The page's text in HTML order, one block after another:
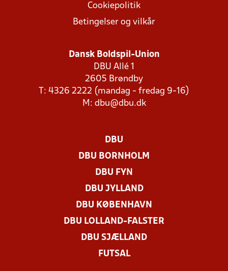
Cookiepolitik
Betingelser og vilkår
Dansk Boldspil-Union
DBU Allé 1
2605 Brøndby
T: 4326 2222 (mandag - fredag 9-16)
M: dbu@dbu.dk
DBU
DBU BORNHOLM
DBU FYN
DBU JYLLAND
DBU KØBENHAVN
DBU LOLLAND-FALSTER
DBU SJÆLLAND
FUTSAL